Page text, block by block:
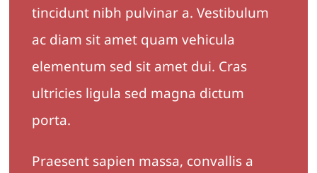
tincidunt nibh pulvinar a. Vestibulum
ac diam sit amet quam vehicula
elementum sed sit amet dui. Cras
ultricies ligula sed magna dictum
porta.
Praesent sapien massa, convallis a